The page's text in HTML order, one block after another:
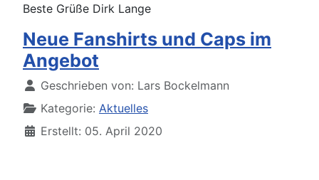
Beste Grüße Dirk Lange
Neue Fanshirts und Caps im
Angebot
DetailsGeschrieben von: Lars Bockelmann
Kategorie: Aktuelles
Erstellt: 05. April 2020